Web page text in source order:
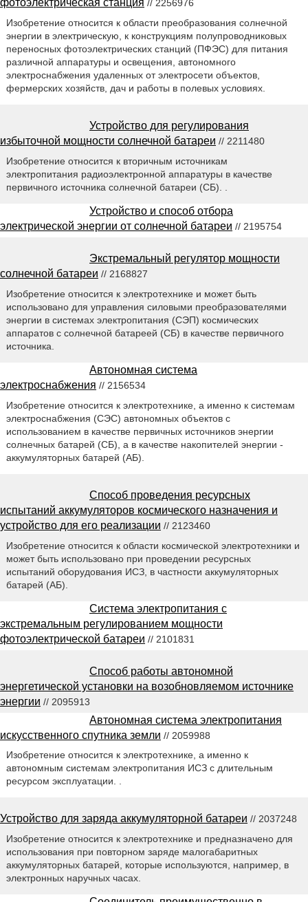
фотоэлектрическая станция // 2256976
Изобретение относится к области преобразования солнечной
энергии в электрическую, к конструкциям полупроводниковых
переносных фотоэлектрических станций (ПФЭС) для питания
различной аппаратуры и освещения, автономного
электроснабжения удаленных от электросети объектов,
фермерских хозяйств, дач и работы в полевых условиях.
Устройство для регулирования
избыточной мощности солнечной батареи // 2211480
Изобретение относится к вторичным источникам
электропитания радиоэлектронной аппаратуры в качестве
первичного источника солнечной батареи (СБ). .
Устройство и способ отбора
электрической энергии от солнечной батареи // 2195754
Экстремальный регулятор мощности
солнечной батареи // 2168827
Изобретение относится к электротехнике и может быть
использовано для управления силовыми преобразователями
энергии в системах электропитания (СЭП) космических
аппаратов с солнечной батареей (СБ) в качестве первичного
источника.
Автономная система
электроснабжения // 2156534
Изобретение относится к электротехнике, а именно к системам
электроснабжения (СЭС) автономных объектов с
использованием в качестве первичных источников энергии
солнечных батарей (СБ), а в качестве накопителей энергии -
аккумуляторных батарей (АБ).
Способ проведения ресурсных
испытаний аккумуляторов космического назначения и
устройство для его реализации // 2123460
Изобретение относится к области космической электротехники и
может быть использовано при проведении ресурсных
испытаний оборудования ИСЗ, в частности аккумуляторных
батарей (АБ).
Система электропитания с
экстремальным регулированием мощности
фотоэлектрической батареи // 2101831
Способ работы автономной
энергетической установки на возобновляемом источнике
энергии // 2095913
Автономная система электропитания
искусственного спутника земли // 2059988
Изобретение относится к электротехнике, а именно к
автономным системам электропитания ИСЗ с длительным
ресурсом эксплуатации. .
Устройство для заряда аккумуляторной батареи // 2037248
Изобретение относится к электротехнике и предназначено для
использования при повторном заряде малогабаритных
аккумуляторных батарей, которые используются, например, в
электронных наручных часах.